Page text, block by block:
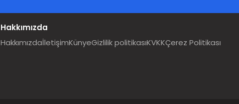
Hakkımızda
HakkımızdaİletişimKünyeGizlilik politikasıKVKKÇerez Politikası